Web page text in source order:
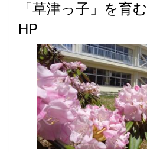
「草津っ子」を育む
HP